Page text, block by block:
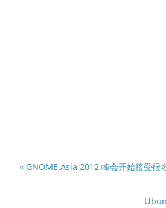
« GNOME.Asia 2012 峰会开始接受报